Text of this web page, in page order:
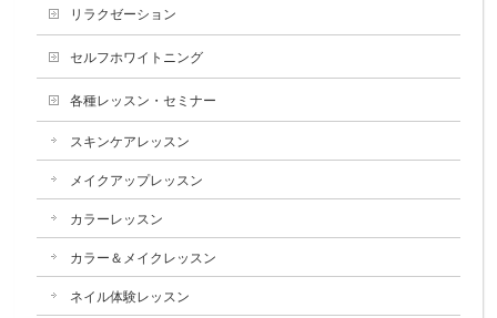
リラクゼーション
セルフホワイトニング
各種レッスン・セミナー
スキンケアレッスン
メイクアップレッスン
カラーレッスン
カラー＆メイクレッスン
ネイル体験レッスン